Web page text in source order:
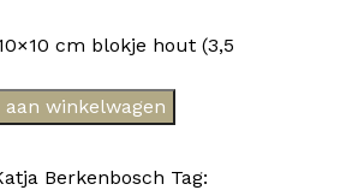
cm blokje hout (3,5
aan winkelwagen
Berkenbosch Tag: